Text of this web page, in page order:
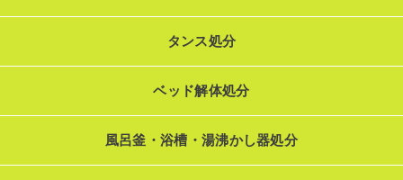
タンス処分
ベッド解体処分
風呂釜・浴槽・湯沸かし器処分